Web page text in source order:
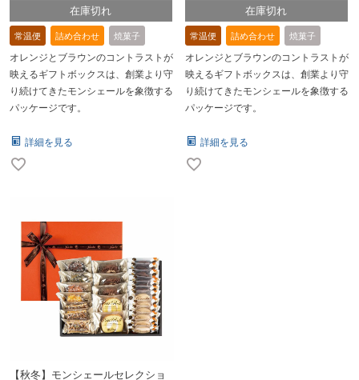
在庫切れ
常温便 詰め合わせ 焼菓子
オレンジとブラウンのコントラストが
映えるギフトボックスは、創業より守
り続けてきたモンシェールを象徴する
パッケージです。
詳細を見る
在庫切れ
常温便 詰め合わせ 焼菓子
オレンジとブラウンのコントラストが
映えるギフトボックスは、創業より守
り続けてきたモンシェールを象徴する
パッケージです。
詳細を見る
【秋冬】モンシェールセレクショ